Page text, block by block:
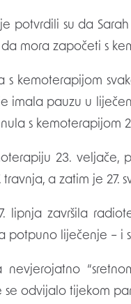
potvrdili su da
mora započeti s
s kemoterapijom
imala pauzu u
s kemoterapijom
23. veljače,
travnja, a zatim je
lipnja završila
potpuno liječenje – i
nevjerojatno
se odvijalo tijekom